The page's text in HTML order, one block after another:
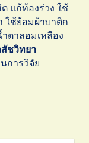
แก้ท้องร่วง ใช้
ใช้ย้อมผ้าบาติก
ตาลอมเหลือง
สัชวิทยา
การวิจัย